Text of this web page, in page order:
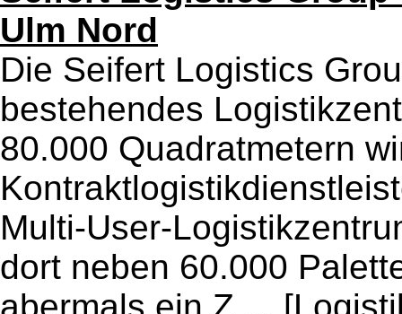
Ulm Nord
Die Seifert Logistics
bestehendes
80.000 Quadratmetern
Multi-User-
dort neben 60.000